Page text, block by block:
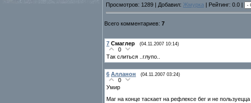
Просмотров: 1289 | Добавил: Жмурка | Рейтинг: 0.0 |
Всего комментариев: 7
7 Смаглер (04.11.2007 10:14)
0
Так слиться ..глупо..
6 Алланон (04.11.2007 03:24)
0
Умир
Маг на конце таскает на рефлексе бег и не